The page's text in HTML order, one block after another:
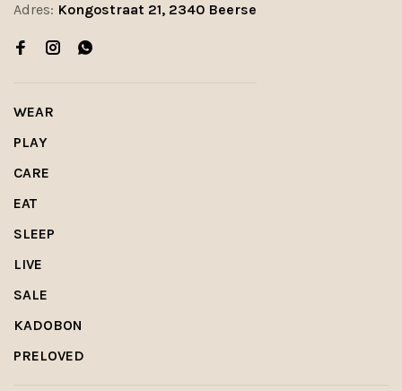
Adres: Kongostraat 21, 2340 Beerse
WEAR
PLAY
CARE
EAT
SLEEP
LIVE
SALE
KADOBON
PRELOVED